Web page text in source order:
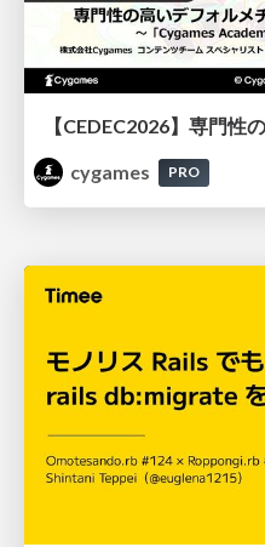
cygames
PRO